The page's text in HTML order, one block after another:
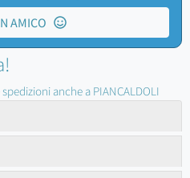
AMICO
anche a PIANCALDOLI